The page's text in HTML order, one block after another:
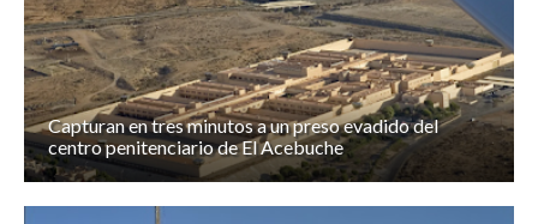
Capturan en tres minutos a un preso evadido del
centro penitenciario de El Acebuche